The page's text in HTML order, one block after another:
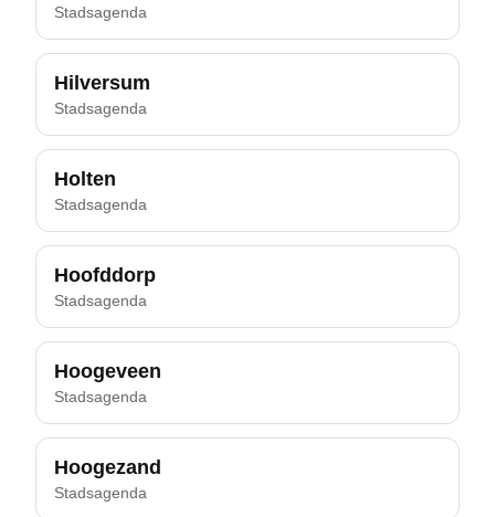
Stadsagenda
Hilversum
Stadsagenda
Holten
Stadsagenda
Hoofddorp
Stadsagenda
Hoogeveen
Stadsagenda
Hoogezand
Stadsagenda